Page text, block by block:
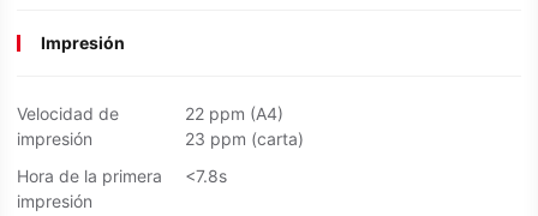
Impresión
Velocidad de
impresión
22 ppm (A4)
23 ppm (carta)
Hora de la primera
impresión
<7.8s